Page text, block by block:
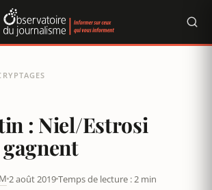
: Niel/Estrosi
2 août 2019Temps de lecture : 2 min
des cookies